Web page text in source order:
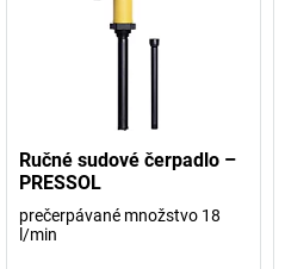
Ručné sudové čerpadlo –
PRESSOL
prečerpávané množstvo 18
l/min